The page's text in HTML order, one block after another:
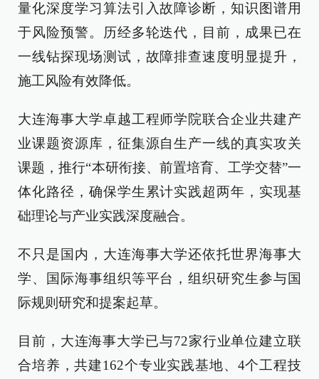
量化深度学习算法引入故障诊断，知识图谱用
于风险预警。历经多轮迭代，目前，成果已在
一线钻探现场测试，故障排查速度明显提升，
施工风险有效降低。
大连海事大学卓越工程师学院联合企业共建产
业课题资源库，征集源自生产一线的真实攻关
课题，推行“本研衔接、前置培育、工学交替”一
体化路径，确保学生累计实践超两年，实现基
础理论与产业实践深度融合。
不只是国内，大连海事大学还依托世界海事大
学、国际海事组织等平台，组织研究生参与国
际规则研究和提案起草。
目前，大连海事大学已与72家行业单位建立联
合培养，共建162个专业实践基地、4个工程技